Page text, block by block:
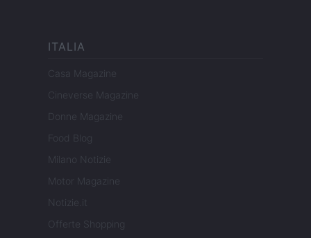
ITALIA
Casa Magazine
Cineverse Magazine
Donne Magazine
Food Blog
Milano Notizie
Motor Magazine
Notizie.it
Offerte Shopping